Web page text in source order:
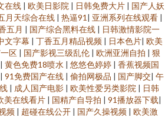
在线 | 欧美日影院 | 日韩免费大片 | 国产人妖
月天综合在线 | 热逼91 | 亚洲系列在线观看 |
五月 | 国产综合黑料在线 | 日韩激情影院一
文字幕 | 丁香五月精品视频 | 日本色片| 欧美
区 | 国产影视三级乱伦 | 欧洲亚洲自拍 | 狠
| 黄色免费18喷水 | 悠悠色婷婷 | 香蕉视频国
| 91免费国产在线 | 偷拍网极品 | 国产脚交| 午
| 成人国产电影 | 欧美性爱另类影院 | 日韩
美在线看片 | 国精产自导拍 | 91播放器下载|
频 | 超碰在线公开 | 国产久操视频 | 欧美激